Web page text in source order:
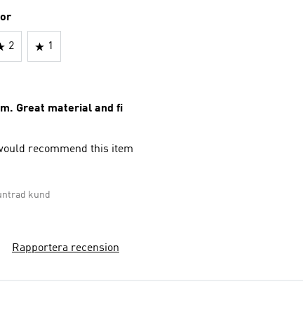
2 1
Great material and fi
recommend this item
kund
Rapportera recension